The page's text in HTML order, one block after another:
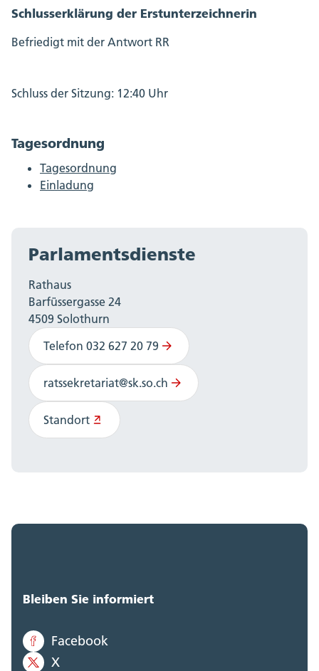
Schlusserklärung der Erstunterzeichnerin
Befriedigt mit der Antwort RR
Schluss der Sitzung: 12:40 Uhr
Tagesordnung
Tagesordnung
Einladung
Parlamentsdienste
Rathaus
Barfüssergasse 24
4509 Solothurn
Telefon 032 627 20 79
ratssekretariat@sk.so.ch
Standort
Bleiben Sie informiert
Facebook
X